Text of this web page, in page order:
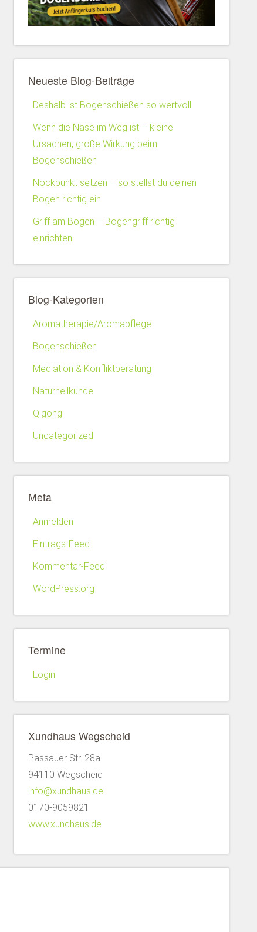
Neueste Blog-Beiträge
Deshalb ist Bogenschießen so wertvoll
Wenn die Nase im Weg ist – kleine
Ursachen, große Wirkung beim
Bogenschießen
Nockpunkt setzen – so stellst du deinen
Bogen richtig ein
Griff am Bogen – Bogengriff richtig
einrichten
Blog-Kategorien
Aromatherapie/Aromapflege
Bogenschießen
Mediation & Konfliktberatung
Naturheilkunde
Qigong
Uncategorized
Meta
Anmelden
Eintrags-Feed
Kommentar-Feed
WordPress.org
Termine
Login
Xundhaus Wegscheid
Passauer Str. 28a
94110 Wegscheid
info@xundhaus.de
0170-9059821
www.xundhaus.de